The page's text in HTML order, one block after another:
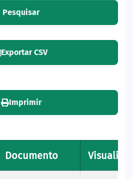
Pesquisar
Exportar CSV
Imprimir
Documento Visualizar